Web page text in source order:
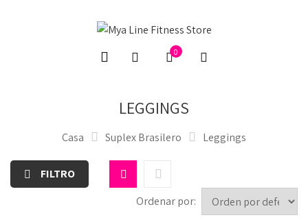
0
LEGGINGS
Casa Suplex Brasilero Leggings
FILTRO
Ordenar por: